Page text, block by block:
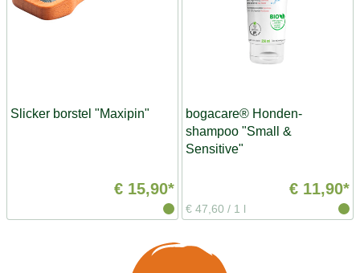
Slicker borstel "Maxipin"
€ 15,90*
bogacare® Honden-
shampoo "Small &
Sensitive"
€ 11,90*
€ 47,60 / 1 l